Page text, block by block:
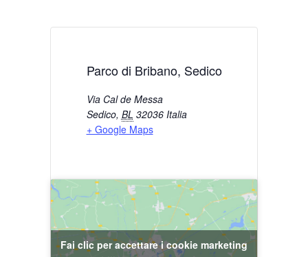
Parco di Bribano, Sedico
Via Cal de Messa
Sedico, BL 32036 Italia
+ Google Maps
Fai clic per accettare i cookie marketing